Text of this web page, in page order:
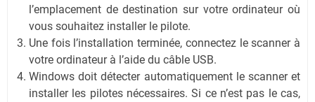
l’emplacement de destination sur votre ordinateur où
vous souhaitez installer le pilote.
Une fois l’installation terminée, connectez le scanner à
votre ordinateur à l’aide du câble USB.
Windows doit détecter automatiquement le scanner et
installer les pilotes nécessaires. Si ce n’est pas le cas,